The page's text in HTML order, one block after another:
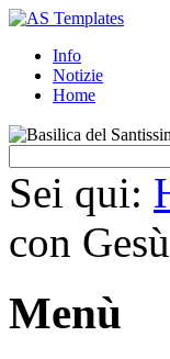
Info
Notizie
Home
Sei qui:
con
Menù